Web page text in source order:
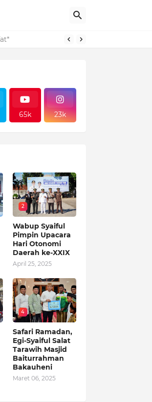
65k 23k
2
Wabup Syaiful
Pimpin Upacara
Hari Otonomi
Daerah ke-XXIX
April 25, 2025
4
Safari Ramadan,
Egi-Syaiful Salat
Tarawih Masjid
Baiturrahman
Bakauheni
Maret 06, 2025